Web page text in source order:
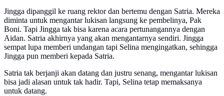
Jingga dipanggil ke ruang rektor dan bertemu dengan Satria. Mereka
diminta untuk mengantar lukisan langsung ke pembelinya, Pak
Boni. Tapi Jingga tak bisa karena acara pertunangannya dengan
Aidan. Satria akhirnya yang akan mengantarnya sendiri. Jingga
sempat lupa memberi undangan tapi Selina mengingatkan, sehingga
Jingga pun memberi kepada Satria.
Satria tak berjanji akan datang dan justru senang, mengantar lukisan
bisa jadi alasan untuk tak hadir. Tapi, Selina tetap memaksanya
untuk datang.